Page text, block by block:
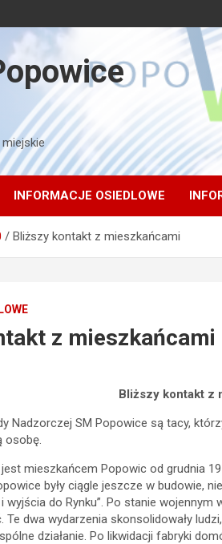
INFORMACJE OSIEDLOWE
Bliższy kontakt z mieszkańcami
z mieszkańcami
Bliższy kontakt z
Nadzorczej SM Popowice są tacy,
osobę.
mieszkańcem Popowic od grudnia
były ciągle jeszcze w budowie,
wyjścia do Rynku”. Po stanie
Te dwa wydarzenia skonsolidowały
działanie. Po likwidacji fabryki